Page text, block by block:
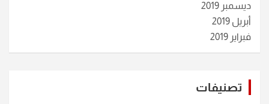
ديسمبر 2019
أبريل 2019
فبراير 2019
تصنيفات